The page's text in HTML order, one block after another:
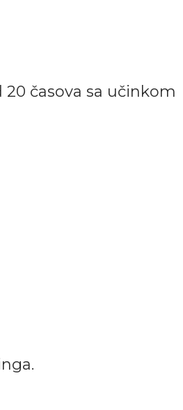
časova sa učinkom